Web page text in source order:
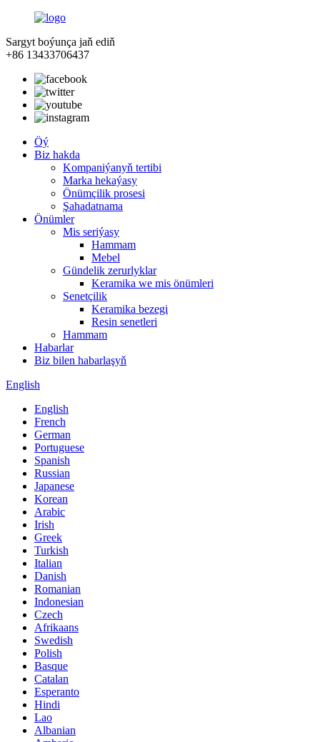
Sargyt boýunça jaň ediň
+86 13433706437
Öý
Biz hakda
Kompaniýanyň tertibi
Marka hekaýasy
Önümçilik prosesi
Şahadatnama
Önümler
Mis seriýasy
Hammam
Mebel
Gündelik zerurlyklar
Keramika we mis önümleri
Senetçilik
Keramika bezegi
Resin senetleri
Hammam
Habarlar
Biz bilen habarlaşyň
English
English
French
German
Portuguese
Spanish
Russian
Japanese
Korean
Arabic
Irish
Greek
Turkish
Italian
Danish
Romanian
Indonesian
Czech
Afrikaans
Swedish
Polish
Basque
Catalan
Esperanto
Hindi
Lao
Albanian